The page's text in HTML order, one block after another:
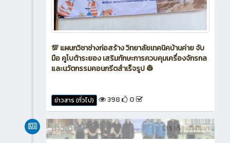
💯 แผนกวิชาช่างก่อสร้าง วิทยาลัยเทคนิคบ้านค่าย จับ
มือ คูโบต้าระยอง เสริมทักษะการควบคุมเครื่องจักรกล
และนวัตกรรมคอนกรีตสำเร็จรูป 👷
ข่าวสาร (ทั่วไป) 398 0
5 เดือน ที่ผ่านมา
ข่าวสาร